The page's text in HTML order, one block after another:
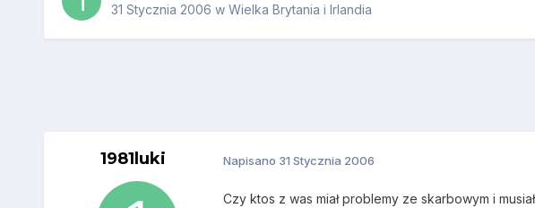
31 Stycznia 2006 w Wielka Brytania i Irlandia
1981luki Napisano 31 Stycznia 2006
Czy ktos z was miał problemy ze skarbowym i